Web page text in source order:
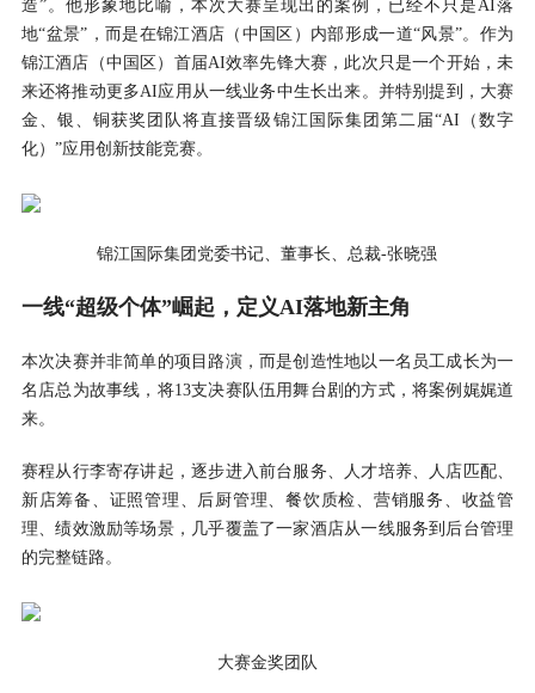
造”。他形象地比喻，本次大赛呈现出的案例，已经不只是AI落
地“盆景”，而是在锦江酒店（中国区）内部形成一道“风景”。作为
锦江酒店（中国区）首届AI效率先锋大赛，此次只是一个开始，未
来还将推动更多AI应用从一线业务中生长出来。并特别提到，大赛
金、银、铜获奖团队将直接晋级锦江国际集团第二届“AI（数字
化）”应用创新技能竞赛。
锦江国际集团党委书记、董事长、总裁-张晓强
一线“超级个体”崛起，定义AI落地新主角
本次决赛并非简单的项目路演，而是创造性地以一名员工成长为一
名店总为故事线，将13支决赛队伍用舞台剧的方式，将案例娓娓道
来。
赛程从行李寄存讲起，逐步进入前台服务、人才培养、人店匹配、
新店筹备、证照管理、后厨管理、餐饮质检、营销服务、收益管
理、绩效激励等场景，几乎覆盖了一家酒店从一线服务到后台管理
的完整链路。
大赛金奖团队